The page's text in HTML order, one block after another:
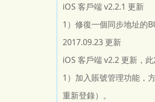
iOS 客戶端 v2.2.1 更新
1）修復一個同步地址的
2017.09.23 更新
iOS 客戶端 v2.2 更新，
1）加入賬號管理功能，
重新登錄）。